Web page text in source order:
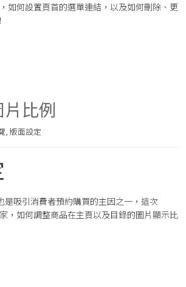
如何設置頁首的選單連結，以及如何刪除、更
比例
, 版面設定
是吸引消費者預約購買的主因之一，這次
，如何調整商品在主頁以及目錄的圖片顯示比